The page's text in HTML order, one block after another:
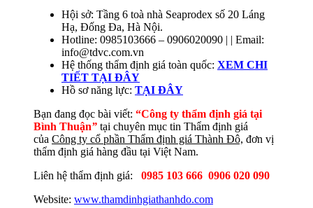
Hội sở: Tầng 6 toà nhà Seaprodex số 20 Láng
Hạ, Đống Đa, Hà Nội.
Hotline: 0985103666 – 0906020090 | | Email:
info@tdvc.com.vn
Hệ thống thẩm định giá toàn quốc: XEM CHI
TIẾT TẠI ĐÂY
Hồ sơ năng lực: TẠI ĐÂY
Bạn đang đọc bài viết: “Công ty thẩm định giá tại
Bình Thuận” tại chuyên mục tin Thẩm định giá
của Công ty cổ phần Thẩm định giá Thành Đô, đơn vị
thẩm định giá hàng đầu tại Việt Nam.
Liên hệ thẩm định giá:
0985 103 666 0906 020 090
Website: www.thamdinhgiathanhdo.com